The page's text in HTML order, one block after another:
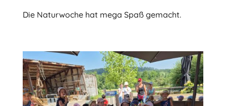
Die Naturwoche hat mega Spaß gemacht.